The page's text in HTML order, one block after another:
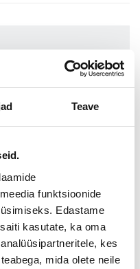
Teave
funktsioonide
Edastame
kasutate, ka oma
kes
mida olete neile